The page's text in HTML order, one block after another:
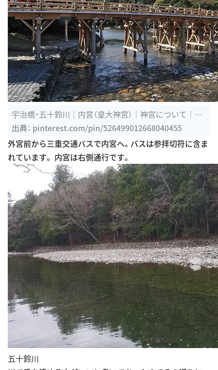
宇治橋・五十鈴川｜内宮（皇大神宮）｜神宮について｜伊
勢神宮 | 内宮 ...
出典： pinterest.com/pin/526499012668040455
外宮前から三重交通バスで内宮ヘ。バスは参拝切符に含ま
れています。 内宮は右側通行です。
五十鈴川